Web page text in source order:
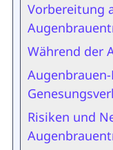
Vorbereitung
Während der
Risiken und